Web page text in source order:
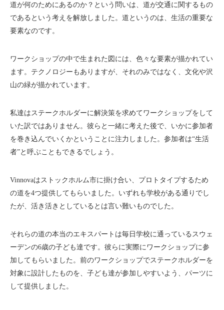
道が何のためにあるのか？という問いは、道が交通に関するもの
であるという考えを解放しました。道というのは、生活の重要な
要素なのです。
ワークショップの中で生まれた図には、色々な要素が描かれてい
ます。テクノロジーもありますが、それのみではなく、文化や沢
山の緑が描かれています。
私達はステークホルダーに解決策を求めてワークショップをして
いた訳ではありません。彼らと一緒に考えた後で、いかに参加者
を巻き込んでいくかということに注力しました。参加者は“生活
者”と呼ぶこともできるでしょう。
Vinnovaはストックホルム市に掛け合い、プロトタイプするため
の道を4つ提供してもらいました。いずれも学校がある通りでし
たが、活き活きとしているとは言い難いものでした。
それらの道の本当のエキスパートは毎日学校に通っているスウェ
ーデンの6歳の子ども達です。彼らに実際にワークショップに参
加してもらいました。前のワークショップでステークホルダーを
対象に設計したものを、子ども達が参加しやすいよう、パーツに
して提供しました。